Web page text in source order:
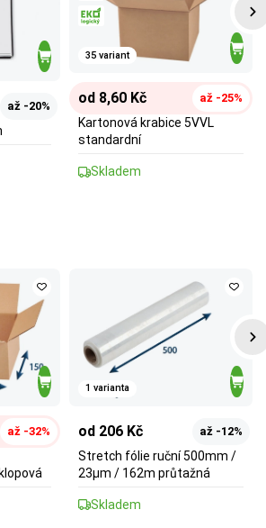
až -20%
35 variant
od 8,60 Kč až -25%
Kartonová krabice 5VVL
standardní
Skladem
až -32%
1 varianta
od 206 Kč až -12%
Stretch fólie ruční 500mm /
23µm / 162m průtažná
Skladem